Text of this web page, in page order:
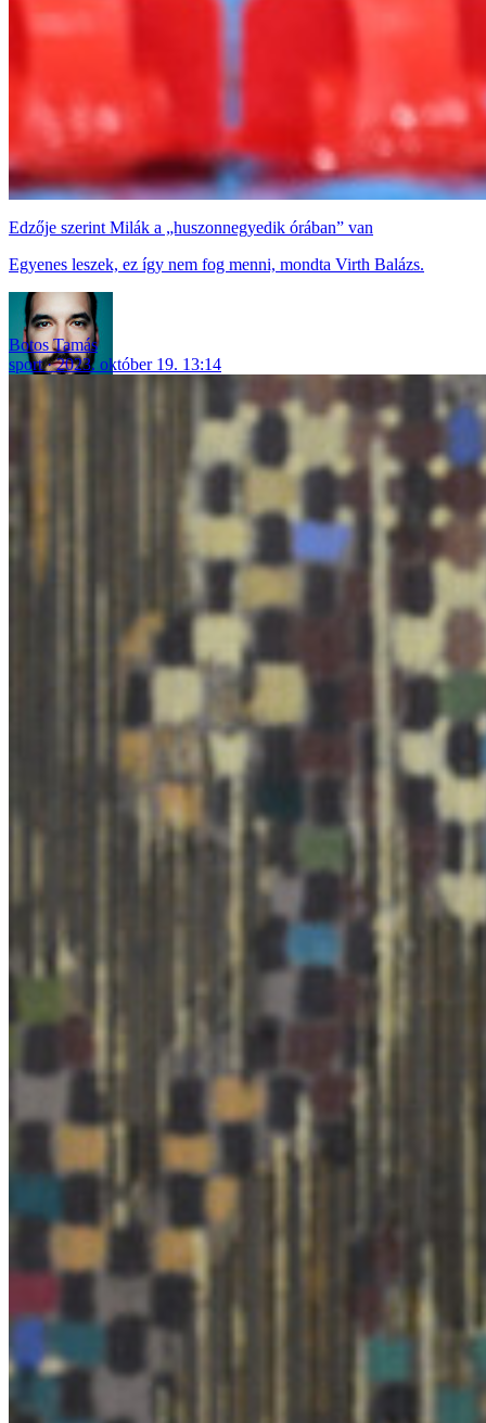
Edzője szerint Milák a „huszonnegyedik órában” van
Egyenes leszek, ez így nem fog menni, mondta Virth Balázs.
Botos Tamás
sport
2023. október 19. 13:14